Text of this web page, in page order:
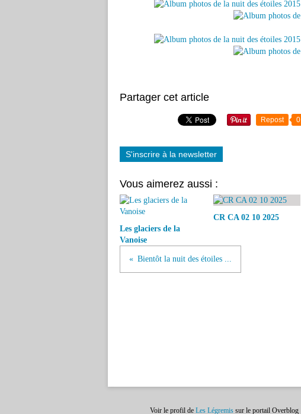
Partager cet article
Repost 0
S'inscrire à la newsletter
Vous aimerez aussi :
Les glaciers de la
Vanoise
CR CA 02 10 2025
Bientôt la nuit des étoiles ...
Voir le profil de Les Légremis sur le portail Overblog